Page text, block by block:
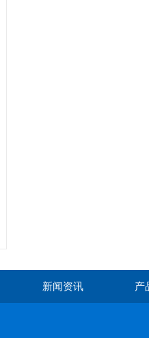
新闻资讯 产